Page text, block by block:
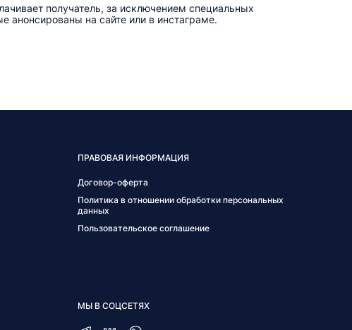
получатель, за исключением специальных
анонсированы на сайте или в инстаграме.
ПРАВОВАЯ ИНФОРМАЦИЯ
Договор-оферта
Политика в отношении обработки персональных
данных
Пользовательское соглашение
МЫ В СОЦСЕТЯХ